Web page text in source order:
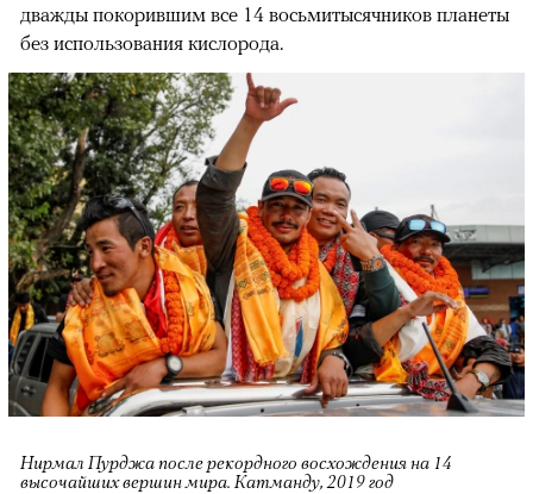
дважды покорившим все 14 восьмитысячников планеты
без использования кислорода.
Нирмал Пурджа после рекордного восхождения на 14
высочайших вершин мира. Катманду, 2019 год